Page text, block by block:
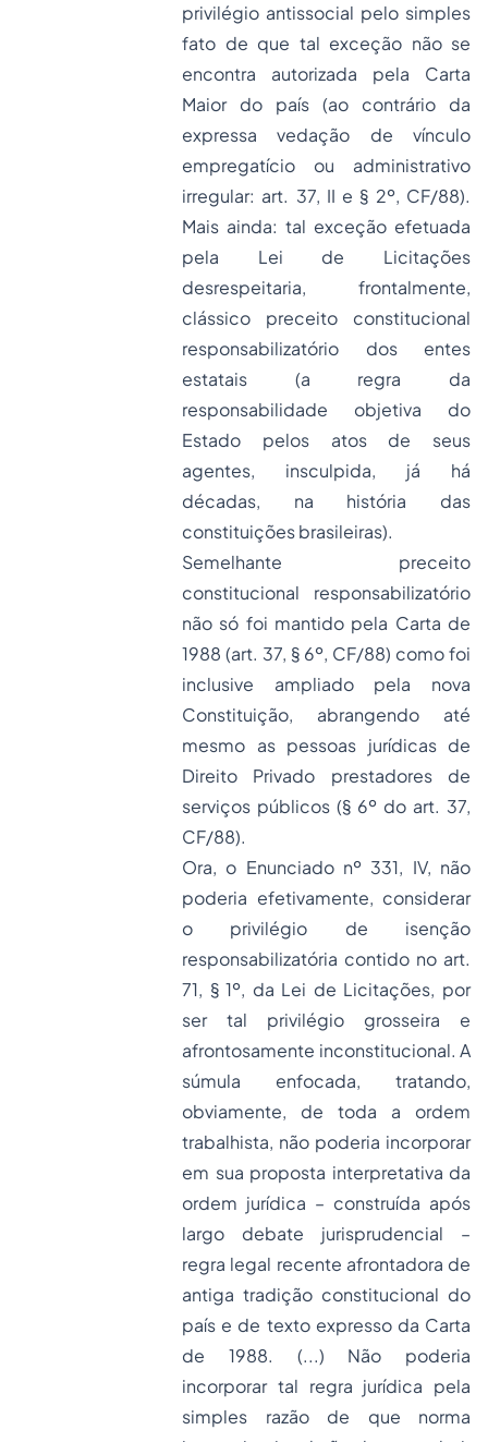
privilégio antissocial pelo simples
fato de que tal exceção não se
encontra autorizada pela Carta
Maior do país (ao contrário da
expressa vedação de vínculo
empregatício ou administrativo
irregular: art. 37, II e § 2º, CF/88).
Mais ainda: tal exceção efetuada
pela Lei de Licitações
desrespeitaria, frontalmente,
clássico preceito constitucional
responsabilizatório dos entes
estatais (a regra da
responsabilidade objetiva do
Estado pelos atos de seus
agentes, insculpida, já há
décadas, na história das
constituições brasileiras).
Semelhante preceito
constitucional responsabilizatório
não só foi mantido pela Carta de
1988 (art. 37, § 6º, CF/88) como foi
inclusive ampliado pela nova
Constituição, abrangendo até
mesmo as pessoas jurídicas de
Direito Privado prestadores de
serviços públicos (§ 6º do art. 37,
CF/88).
Ora, o Enunciado nº 331, IV, não
poderia efetivamente, considerar
o privilégio de isenção
responsabilizatória contido no art.
71, § 1º, da Lei de Licitações, por
ser tal privilégio grosseira e
afrontosamente inconstitucional. A
súmula enfocada, tratando,
obviamente, de toda a ordem
trabalhista, não poderia incorporar
em sua proposta interpretativa da
ordem jurídica – construída após
largo debate jurisprudencial –
regra legal recente afrontadora de
antiga tradição constitucional do
país e de texto expresso da Carta
de 1988. (...) Não poderia
incorporar tal regra jurídica pela
simples razão de que norma